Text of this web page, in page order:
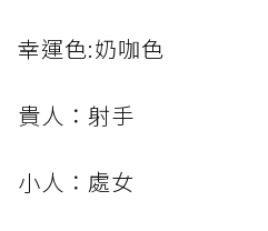
幸運色:奶咖色
貴人：射手
小人：處女